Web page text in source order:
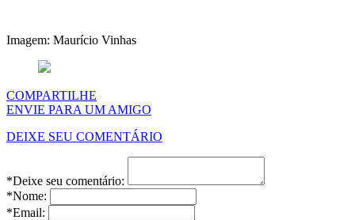
Imagem: Maurício Vinhas
COMPARTILHE
ENVIE PARA UM AMIGO
DEIXE SEU COMENTÁRIO
*Deixe seu comentário:
*Nome:
*Email: